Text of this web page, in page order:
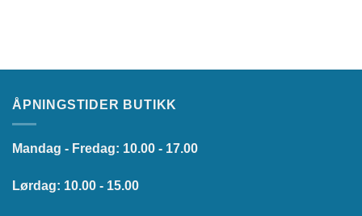
ÅPNINGSTIDER BUTIKK
Mandag - Fredag: 10.00 - 17.00
Lørdag: 10.00 - 15.00